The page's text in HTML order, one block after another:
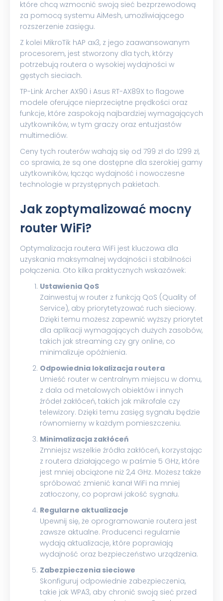
które chcą wzmocnić swoją sieć bezprzewodową
za pomocą systemu AiMesh, umożliwiającego
rozszerzenie zasięgu.
Z kolei MikroTik hAP ax3, z jego zaawansowanym
procesorem, jest stworzony dla tych, którzy
potrzebują routera o wysokiej wydajności w
gęstych sieciach.
TP-Link Archer AX90 i Asus RT-AX89X to flagowe
modele oferujące nieprzeciętne prędkości oraz
funkcje, które zaspokoją najbardziej wymagających
użytkowników, w tym graczy oraz entuzjastów
multimediów.
Ceny tych routerów wahają się od 799 zł do 1299 zł,
co sprawia, że są one dostępne dla szerokiej gamy
użytkowników, łącząc wydajność i nowoczesne
technologie w przystępnych pakietach.
Jak zoptymalizować mocny
router WiFi?
Optymalizacja routera WiFi jest kluczowa dla
uzyskania maksymalnej wydajności i stabilności
połączenia. Oto kilka praktycznych wskazówek:
Ustawienia QoS
Zainwestuj w router z funkcją QoS (Quality of
Service), aby priorytetyzować ruch sieciowy.
Dzięki temu możesz zapewnić wyższy priorytet
dla aplikacji wymagających dużych zasobów,
takich jak streaming czy gry online, co
minimalizuje opóźnienia.
Odpowiednia lokalizacja routera
Umieść router w centralnym miejscu w domu,
z dala od metalowych obiektów i innych
źródeł zakłóceń, takich jak mikrofale czy
telewizory. Dzięki temu zasięg sygnału będzie
równomierny w każdym pomieszczeniu.
Minimalizacja zakłóceń
Zmniejsz wszelkie źródła zakłóceń, korzystając
z routera działającego w paśmie 5 GHz, które
jest mniej obciążone niż 2,4 GHz. Możesz także
spróbować zmienić kanał WiFi na mniej
zatłoczony, co poprawi jakość sygnału.
Regularne aktualizacje
Upewnij się, że oprogramowanie routera jest
zawsze aktualne. Producenci regularnie
wydają aktualizacje, które poprawiają
wydajność oraz bezpieczeństwo urządzenia.
Zabezpieczenia sieciowe
Skonfiguruj odpowiednie zabezpieczenia,
takie jak WPA3, aby chronić swoją sieć przed